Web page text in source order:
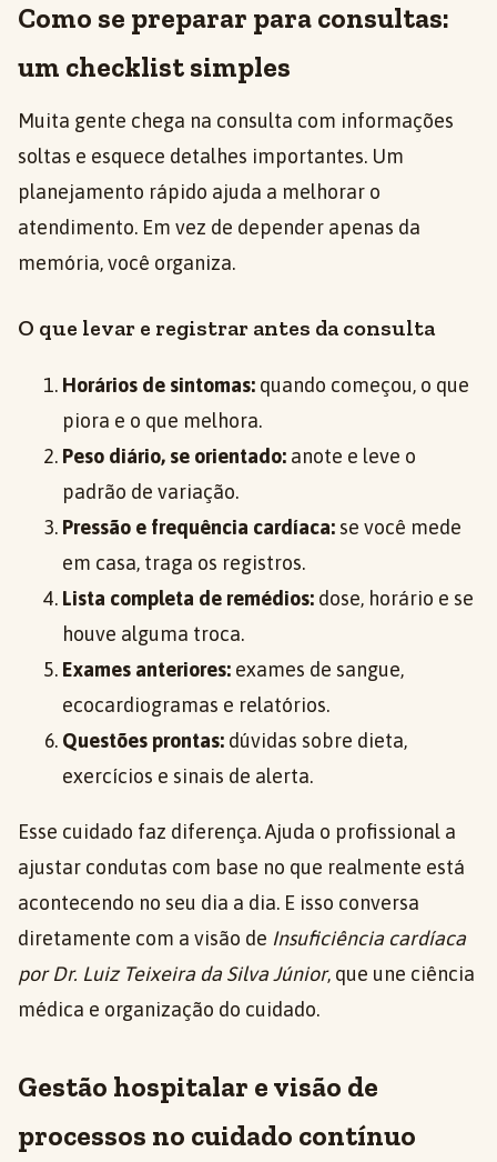
Como se preparar para consultas:
um checklist simples
Muita gente chega na consulta com informações
soltas e esquece detalhes importantes. Um
planejamento rápido ajuda a melhorar o
atendimento. Em vez de depender apenas da
memória, você organiza.
O que levar e registrar antes da consulta
Horários de sintomas: quando começou, o que
piora e o que melhora.
Peso diário, se orientado: anote e leve o
padrão de variação.
Pressão e frequência cardíaca: se você mede
em casa, traga os registros.
Lista completa de remédios: dose, horário e se
houve alguma troca.
Exames anteriores: exames de sangue,
ecocardiogramas e relatórios.
Questões prontas: dúvidas sobre dieta,
exercícios e sinais de alerta.
Esse cuidado faz diferença. Ajuda o profissional a
ajustar condutas com base no que realmente está
acontecendo no seu dia a dia. E isso conversa
diretamente com a visão de Insuficiência cardíaca
por Dr. Luiz Teixeira da Silva Júnior, que une ciência
médica e organização do cuidado.
Gestão hospitalar e visão de
processos no cuidado contínuo